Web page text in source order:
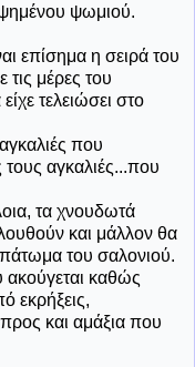
ψωμιού.
επίσημα η σειρά του
μέρες του
τελειώσει στο
που
τους αγκαλιές...που
τα χνουδωτά
και μάλλον θα
του σαλονιού.
καθώς
εκρήξεις,
και αμάξια που